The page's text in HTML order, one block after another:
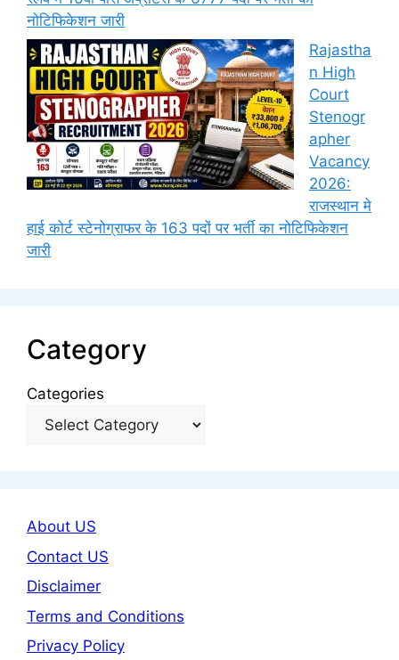
नोटिफिकेशन जारी
Rajastha
n High
Court
Stenogr
apher
Vacancy
2026:
राजस्थान मे
हाई कोर्ट स्टेनोग्राफर के 163 पदों पर भर्ती का नोटिफिकेशन
जारी
Category
Categories
About US
Contact US
Disclaimer
Terms and Conditions
Privacy Policy